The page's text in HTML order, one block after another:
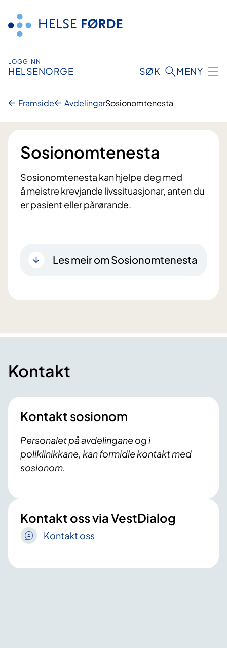
innhald
LOGG INN
HELSENORGE SØK MENY
Framside AvdelingarSosionomtenesta
Sosionomtenesta
Sosionomtenesta kan hjelpe deg med
å meistre krevjande livssituasjonar, anten du
er pasient eller pårørande.
Les meir om Sosionomtenesta
Kontakt
Kontakt sosionom
Personalet på avdelingane og i
poliklinikkane, kan formidle kontakt med
sosionom.
Kontakt oss via VestDialog
Kontakt oss